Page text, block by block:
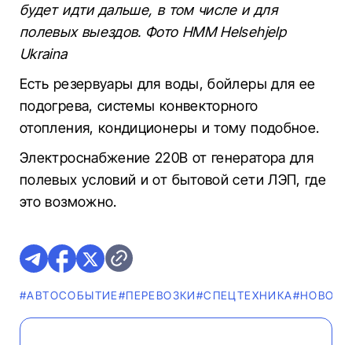
будет идти дальше, в том числе и для
полевых выездов. Фото HMM Helsehjelp
Ukraina
Есть резервуары для воды, бойлеры для ее
подогрева, системы конвекторного
отопления, кондиционеры и тому подобное.
Электроснабжение 220В от генератора для
полевых условий и от бытовой сети ЛЭП, где
это возможно.
#АВТОСОБЫТИЕ#ПЕРЕВОЗКИ#СПЕЦТЕХНИКА